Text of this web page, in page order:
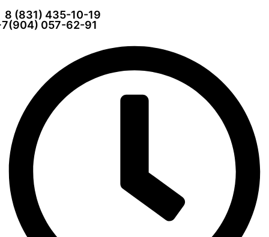
8 (831) 435-10-19
057-62-91